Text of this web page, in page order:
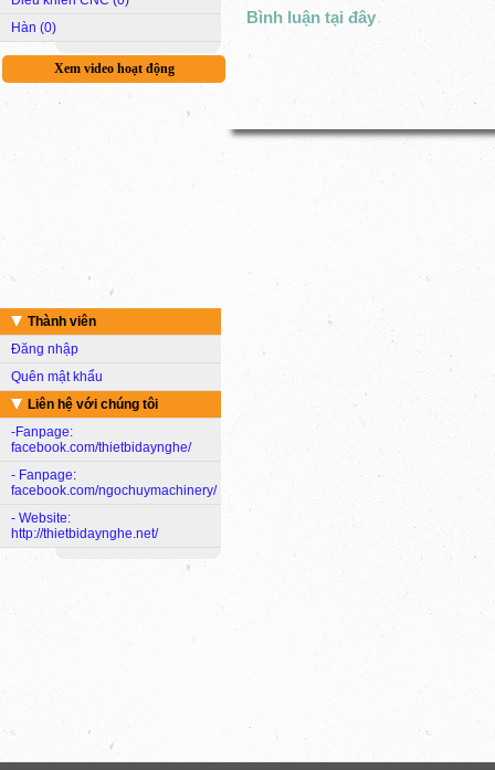
Hàn (0)
Xem video hoạt động
Thành viên
Đăng nhập
Quên mật khẩu
Liên hệ với chúng tôi
-Fanpage:
facebook.com/thietbidaynghe/
- Fanpage:
facebook.com/ngochuymachinery/
- Website:
http://thietbidaynghe.net/
Bình luận tại đây